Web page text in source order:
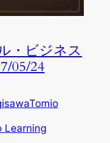
・ビジネス
05/24
Learning